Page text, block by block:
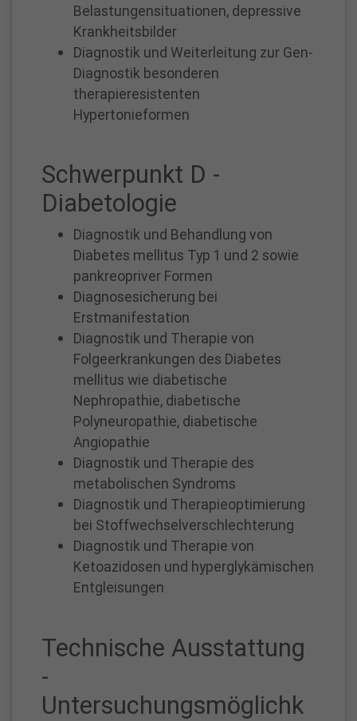
Mittwochs
Dienstags,
Donnerstags,
02361 /
Belastungensituationen, depressive
Krankheitsbilder
Diagnostik und Weiterleitung zur Gen-
Diagnostik besonderen
therapieresistenten
Hypertonieformen
Schwerpunkt D -
Diabetologie
Diagnostik und Behandlung von
Diabetes mellitus Typ 1 und 2 sowie
pankreopriver Formen
Diagnosesicherung bei
Erstmanifestation
Diagnostik und Therapie von
Folgeerkrankungen des Diabetes
mellitus wie diabetische
Nephropathie, diabetische
Polyneuropathie, diabetische
Angiopathie
Diagnostik und Therapie des
metabolischen Syndroms
Diagnostik und Therapieoptimierung
bei Stoffwechselverschlechterung
Diagnostik und Therapie von
Ketoazidosen und hyperglykämischen
Entgleisungen
Technische Ausstattung
-
Untersuchungsmöglichk